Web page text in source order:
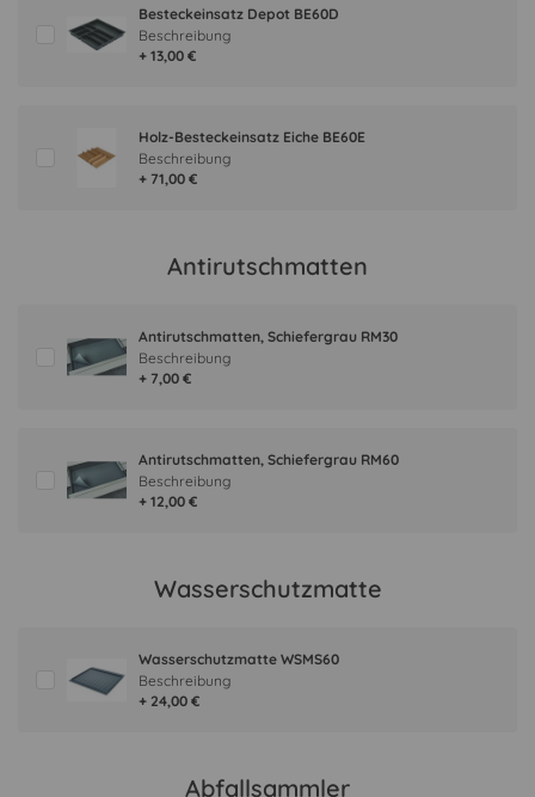
Besteckeinsatz Depot BE60D
+ 13,00 €
Beschreibung
Holz-Besteckeinsatz Eiche BE60E
+ 71,00 €
Beschreibung
Antirutschmatten
Antirutschmatten, Schiefergrau RM30
+ 7,00 €
Beschreibung
Antirutschmatten, Schiefergrau RM60
+ 12,00 €
Beschreibung
Wasserschutzmatte
Wasserschutzmatte WSMS60
+ 24,00 €
Beschreibung
Abfallsammler